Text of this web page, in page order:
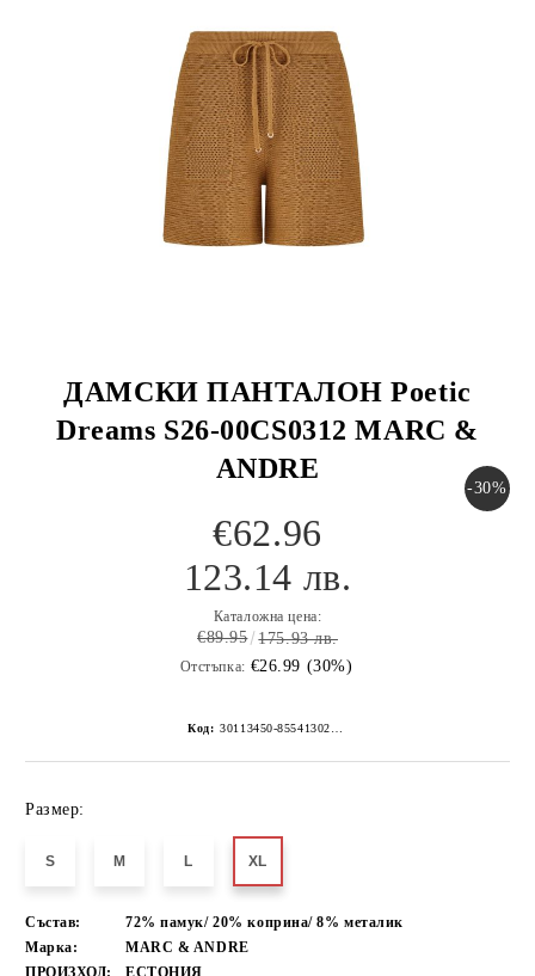
ДАМСКИ ПАНТАЛОН Poetic
Dreams S26-00CS0312 MARC &
ANDRE
-30%
€62.96
123.14 лв.
Каталожна цена:
€89.95 175.93 лв.
Отстъпка: €26.99 (30%)
Код: 30113450-8554130267152268473
Размер:
S M L XL
Състав:
72% памук/ 20% коприна/ 8% металик
Марка:
MARC & ANDRE